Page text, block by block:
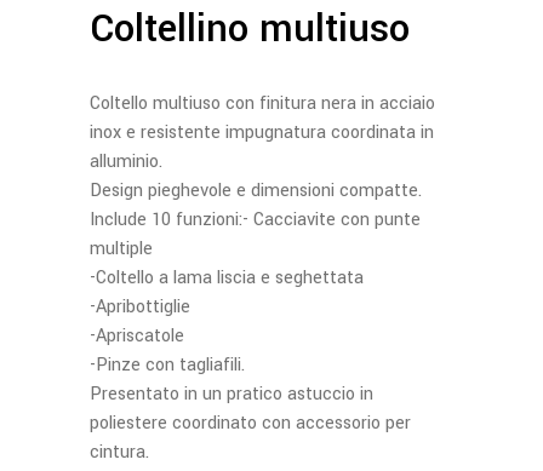
Coltellino multiuso
Coltello multiuso con finitura nera in acciaio
inox e resistente impugnatura coordinata in
alluminio.
Design pieghevole e dimensioni compatte.
Include 10 funzioni:- Cacciavite con punte
multiple
-Coltello a lama liscia e seghettata
-Apribottiglie
-Apriscatole
-Pinze con tagliafili.
Presentato in un pratico astuccio in
poliestere coordinato con accessorio per
cintura.